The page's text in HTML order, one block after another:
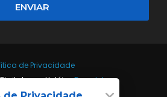
ENVIAR
de Privacidade
para Hotéis •Reprotel